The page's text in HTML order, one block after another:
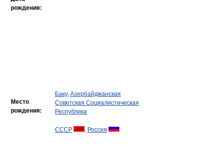
рождения:
Место
рождения:
Баку, Азербайджанская
Советская Социалистическая
Республика
СССР , Россия